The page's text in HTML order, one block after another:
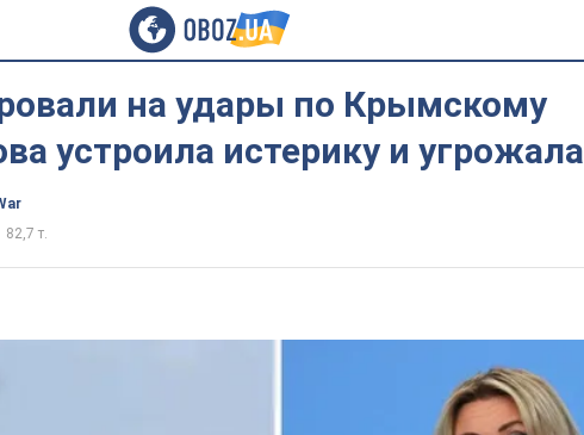
на удары по Крымскому
устроила истерику и угрожала
82,7 т.